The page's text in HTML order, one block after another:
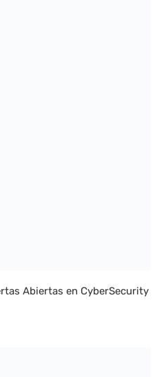
Abiertas en CyberSecurity